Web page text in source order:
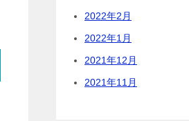
2022年2月
2022年1月
2021年12月
2021年11月